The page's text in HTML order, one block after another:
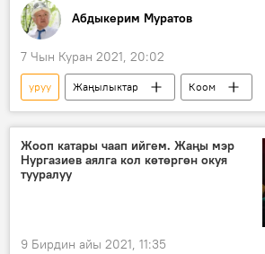
Абдыкерим Муратов
7 Чын Куран 2021, 20:02
уруу Жаңылыктар
Коом
Кыргызстан
Маданият
даанышман
чечен
дипломат
талаш
Тилекмат аке Россия
Жооп катары чаап ийгем. Жаңы мэр
Нургазиев аялга кол көтөргөн окуя
тууралуу
9 Бирдин айы 2021, 11:35